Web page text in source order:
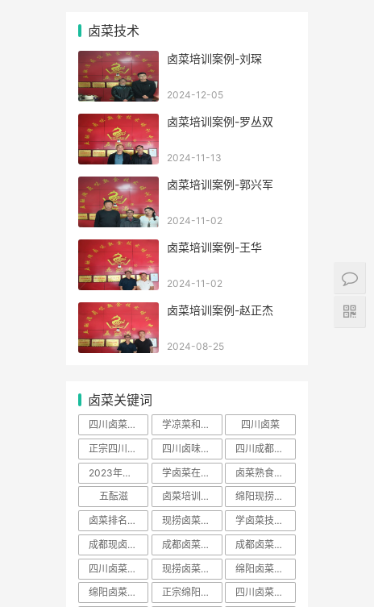
卤菜技术
卤菜培训案例-刘琛
2024-12-05
卤菜培训案例-罗丛双
2024-11-13
卤菜培训案例-郭兴军
2024-11-02
卤菜培训案例-王华
2024-11-02
卤菜培训案例-赵正杰
2024-08-25
卤菜关键词
四川卤菜去哪里学正宗 学凉菜和卤菜要多少学费
四川卤菜
正宗四川卤菜培训
四川卤味哪家培训最好
四川成都卤菜培训哪家好
2023年卤菜培训学员
学卤菜在哪里学
卤菜熟食培训费用一般多少学费
五酝滋
卤菜培训声明
绵阳现捞培训哪家出名
卤菜排名前十名加盟店
现捞卤菜培训哪家好
学卤菜技术到哪里学的正宗
成都现卤现捞培训
成都卤菜熟食培训
成都卤菜培训费用一般多少学费
四川卤菜配方技术学习培训哪家好
现捞卤菜培训费用一般多少学费
绵阳卤菜培训哪家好
绵阳卤菜培训费用一般多少学费
正宗绵阳卤菜培训班
四川卤菜学习方法培训技术哪家好